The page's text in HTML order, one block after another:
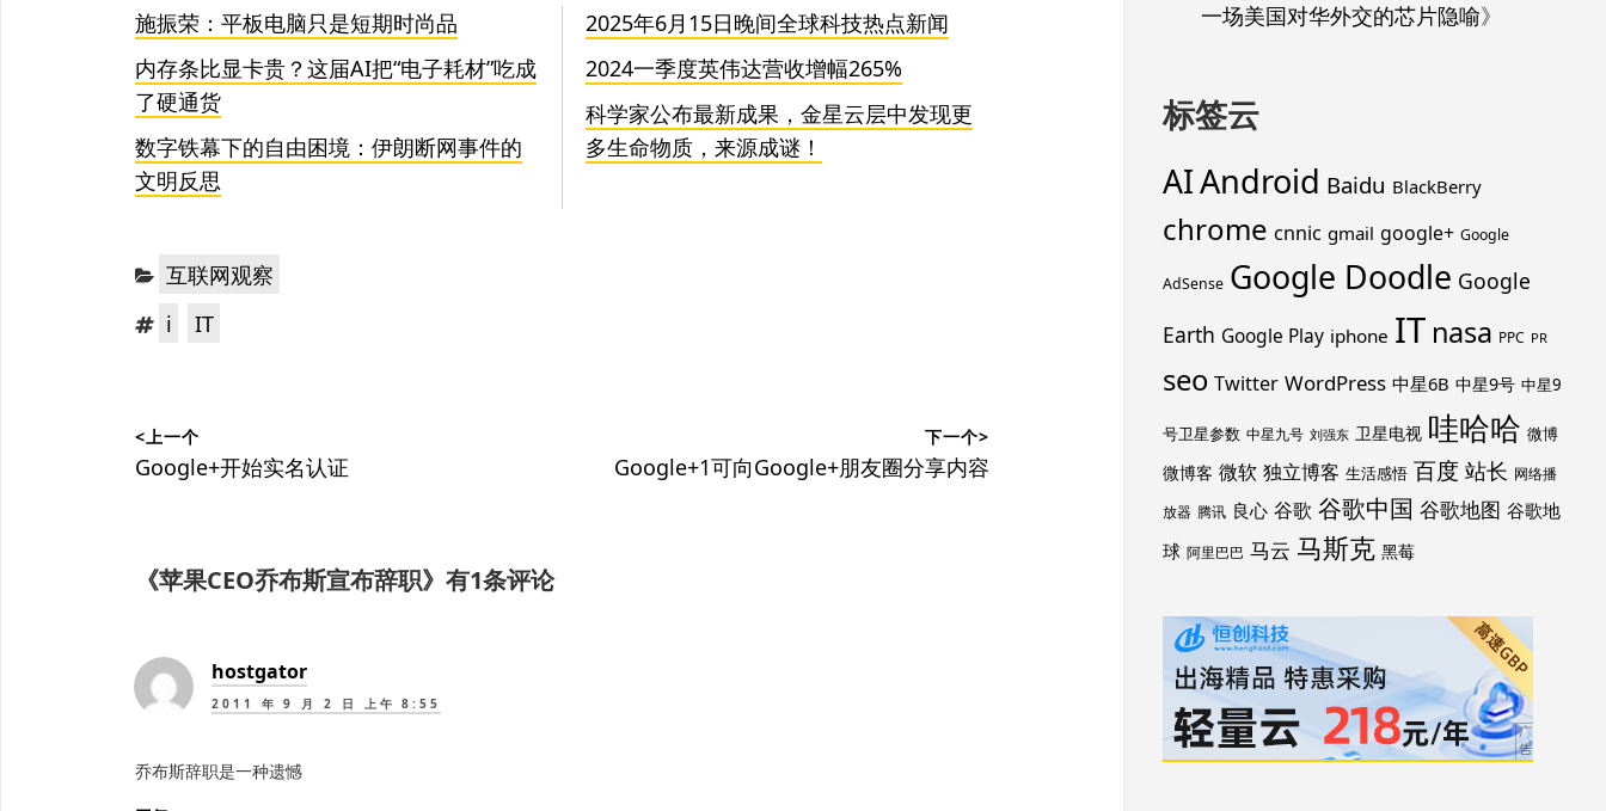
施振荣：平板电脑只是短期时尚品
内存条比显卡贵？这届AI把“电子耗材”吃成
了硬通货
数字铁幕下的自由困境：伊朗断网事件的
文明反思
2025年6月15日晚间全球科技热点新闻
2024一季度英伟达营收增幅265%
科学家公布最新成果，金星云层中发现更
多生命物质，来源成谜！
分 互联网观察
标 i ，
IT
章
航
<上一个
上
章：
Google+开始实名认证
下一个>
下
Google+1可向Google+朋友圈分享内容
《苹果CEO乔布斯宣布辞职》有1条评论
hostgator
2011 年 9 月 2 日 上午 8:55
乔布斯辞职是一种遗憾
一场美国对华外交的芯片隐喻》
标签云
AIAndroid Baidu BlackBerry
chrome cnnic gmail google+ Google
AdSense Google Doodle Google
Earth Google Play iphone IT nasa PPC PR
seo Twitter WordPress 中星6B 中星9号 中星9
号卫星参数 中星九号 刘强东 卫星电视 哇哈哈 微博
微博客 微软 独立博客 生活感悟 百度 站长 网络播
放器 腾讯 良心 谷歌 谷歌中国 谷歌地图 谷歌地
球 阿里巴巴 马云 马斯克 黑莓